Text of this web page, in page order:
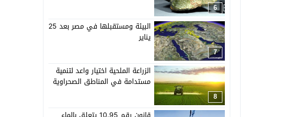
6
7
البيئة ومستقبلها في مصر بعد 25
يناير
8
الزراعة الملحية اختيار واعد لتنمية
مستدامة في المناطق الصحراوية